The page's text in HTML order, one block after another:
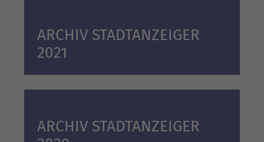
ARCHIV STADTANZEIGER
2021
ARCHIV STADTANZEIGER